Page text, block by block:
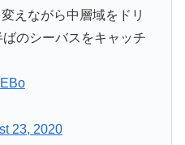
えながら中層域をドリ
のシーバスをキャッチ
23, 2020